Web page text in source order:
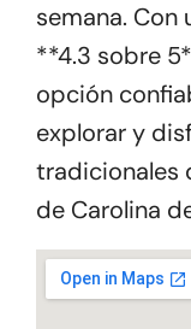
semana.
**4.3 sobre
opción
explorar y
tradicionales
de Carolina